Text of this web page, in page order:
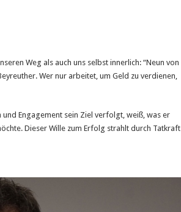
Weg als auch uns selbst innerlich: “Neun von
Wer nur arbeitet, um Geld zu verdienen,
Engagement sein Ziel verfolgt, weiß, was er
Dieser Wille zum Erfolg strahlt durch Tatkraft